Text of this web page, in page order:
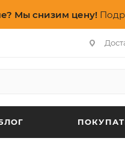
Мы снизим цену!